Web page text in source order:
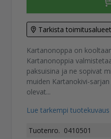
Tarkista toimitusalueet
Kartanonoppa on
Kartanonoppia
paksuisina ja ne sopivat
muiden Kartanokivi-
olevat...
Lue tarkempi tuotekuvaus
Tuotenro. 0410501